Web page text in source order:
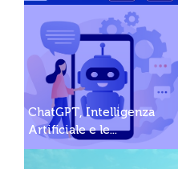
ChatGPT, Intelligenza
Artificiale e le...